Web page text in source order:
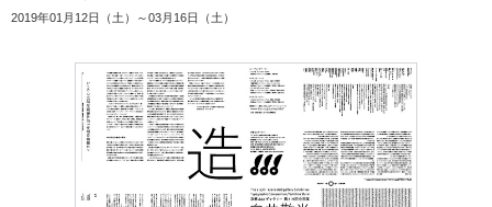
2019年01月12日（土）～03月16日（土）